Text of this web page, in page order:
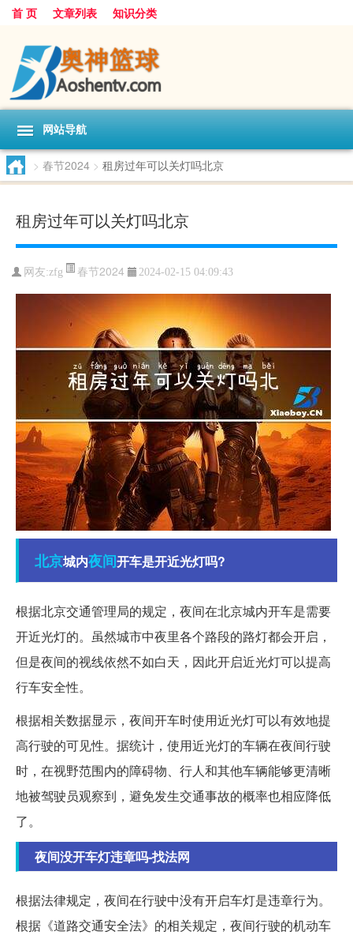
首 页 文章列表 知识分类
网站导航
> 春节2024 > 租房过年可以关灯吗北京
租房过年可以关灯吗北京
网友:zfg 春节2024 2024-02-15 04:09:43
北京城内夜间开车是开近光灯吗?
根据北京交通管理局的规定，夜间在北京城内开车是需要
开近光灯的。虽然城市中夜里各个路段的路灯都会开启，
但是夜间的视线依然不如白天，因此开启近光灯可以提高
行车安全性。
根据相关数据显示，夜间开车时使用近光灯可以有效地提
高行驶的可见性。据统计，使用近光灯的车辆在夜间行驶
时，在视野范围内的障碍物、行人和其他车辆能够更清晰
地被驾驶员观察到，避免发生交通事故的概率也相应降低
了。
夜间没开车灯违章吗-找法网
根据法律规定，夜间在行驶中没有开启车灯是违章行为。
根据《道路交通安全法》的相关规定，夜间行驶的机动车